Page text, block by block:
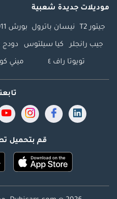
موديلات جديدة شعبية
جيتور T2 نيسان باترول بورش 911
جيب رانجلر كيا سيلتوس دودج
تويوتا راف ٤ ميني
قم بتحميل